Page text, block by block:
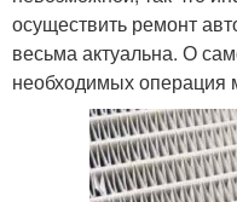
осуществить ремонт
весьма актуальна. О
необходимых операция